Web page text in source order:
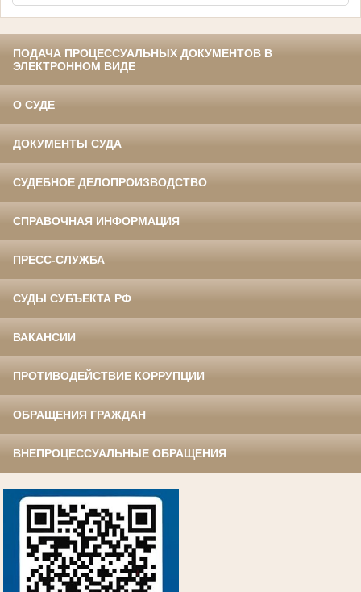
ПОДАЧА ПРОЦЕССУАЛЬНЫХ ДОКУМЕНТОВ В
ЭЛЕКТРОННОМ ВИДЕ
О СУДЕ
ДОКУМЕНТЫ СУДА
СУДЕБНОЕ ДЕЛОПРОИЗВОДСТВО
СПРАВОЧНАЯ ИНФОРМАЦИЯ
ПРЕСС-СЛУЖБА
СУДЫ СУБЪЕКТА РФ
ВАКАНСИИ
ПРОТИВОДЕЙСТВИЕ КОРРУПЦИИ
ОБРАЩЕНИЯ ГРАЖДАН
ВНЕПРОЦЕССУАЛЬНЫЕ ОБРАЩЕНИЯ